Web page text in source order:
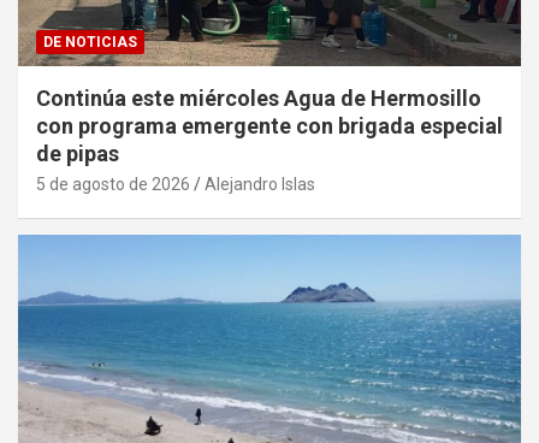
DE NOTICIAS
Continúa este miércoles Agua de Hermosillo
con programa emergente con brigada especial
de pipas
5 de agosto de 2026 Alejandro Islas